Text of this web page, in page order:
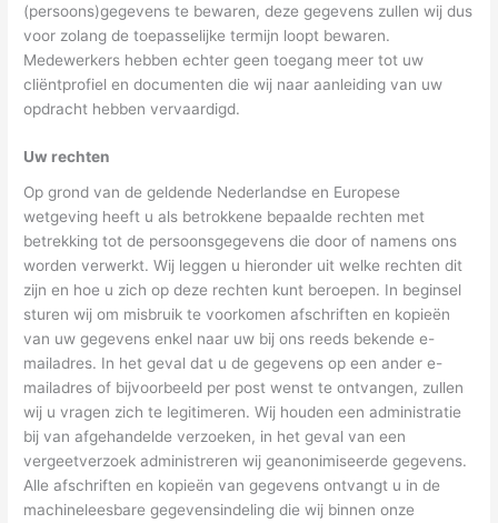
(persoons)gegevens te bewaren, deze gegevens zullen wij dus
voor zolang de toepasselijke termijn loopt bewaren.
Medewerkers hebben echter geen toegang meer tot uw
cliëntprofiel en documenten die wij naar aanleiding van uw
opdracht hebben vervaardigd.
Uw rechten
Op grond van de geldende Nederlandse en Europese
wetgeving heeft u als betrokkene bepaalde rechten met
betrekking tot de persoonsgegevens die door of namens ons
worden verwerkt. Wij leggen u hieronder uit welke rechten dit
zijn en hoe u zich op deze rechten kunt beroepen. In beginsel
sturen wij om misbruik te voorkomen afschriften en kopieën
van uw gegevens enkel naar uw bij ons reeds bekende e-
mailadres. In het geval dat u de gegevens op een ander e-
mailadres of bijvoorbeeld per post wenst te ontvangen, zullen
wij u vragen zich te legitimeren. Wij houden een administratie
bij van afgehandelde verzoeken, in het geval van een
vergeetverzoek administreren wij geanonimiseerde gegevens.
Alle afschriften en kopieën van gegevens ontvangt u in de
machineleesbare gegevensindeling die wij binnen onze